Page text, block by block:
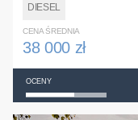
DIESEL
CENA ŚREDNIA
38 000 zł
OCENY